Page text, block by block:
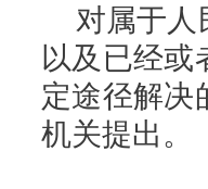
对属于
以及已经或
定途径解决
机关提出。